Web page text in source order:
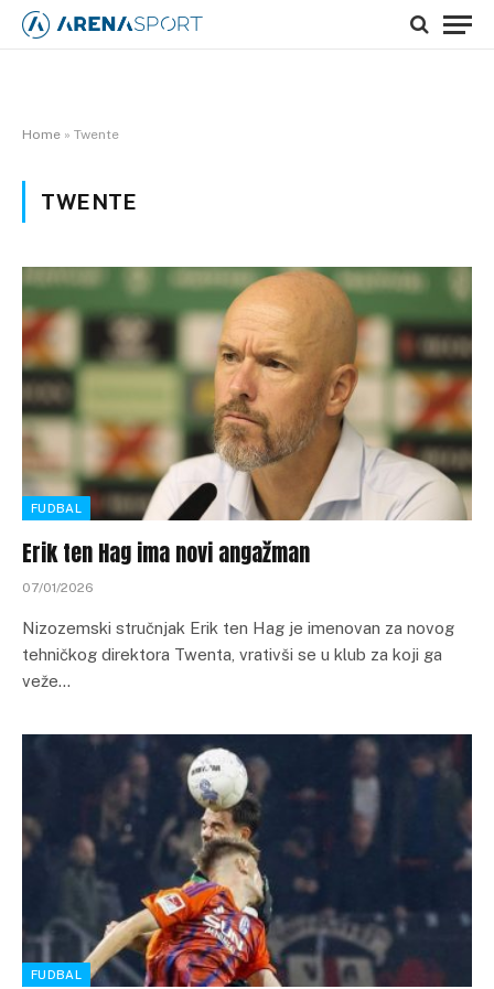
Home » Twente
TWENTE
FUDBAL
Erik ten Hag ima novi angažman
07/01/2026
Nizozemski stručnjak Erik ten Hag je imenovan za novog
tehničkog direktora Twenta, vrativši se u klub za koji ga
veže…
FUDBAL